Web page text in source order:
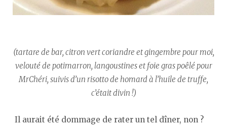
(tartare de bar, citron vert coriandre et gingembre pour moi,
velouté de potimarron, langoustines et foie gras poêlé pour
MrChéri, suivis d’un risotto de homard à l’huile de truffe,
c’était divin !)
Il aurait été dommage de rater un tel dîner, non ?